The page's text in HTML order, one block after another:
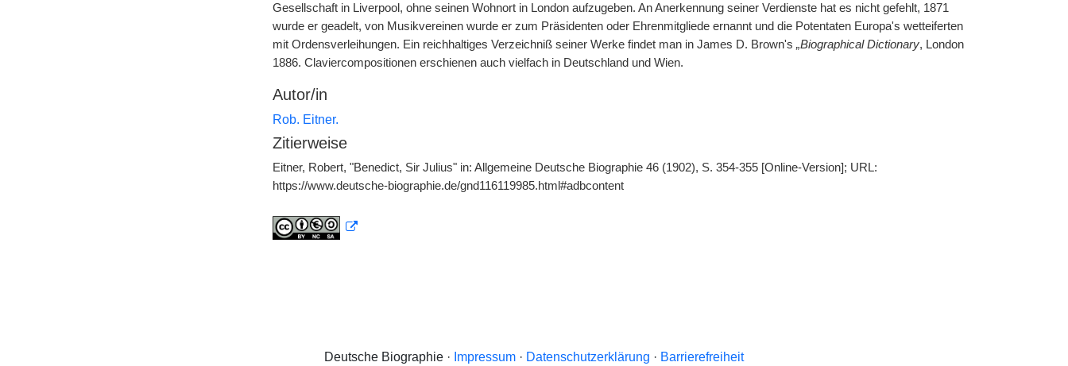
Gesellschaft in Liverpool, ohne seinen Wohnort in London aufzugeben. An Anerkennung seiner Verdienste hat es nicht gefehlt, 1871
wurde er geadelt, von Musikvereinen wurde er zum Präsidenten oder Ehrenmitgliede ernannt und die Potentaten Europa's wetteiferten
mit Ordensverleihungen. Ein reichhaltiges Verzeichniß seiner Werke findet man in James D. Brown's „Biographical Dictionary, London
1886. Claviercompositionen erschienen auch vielfach in Deutschland und Wien.
Autor/in
Rob. Eitner.
Zitierweise
Eitner, Robert, "Benedict, Sir Julius" in: Allgemeine Deutsche Biographie 46 (1902), S. 354-355 [Online-Version]; URL:
https://www.deutsche-biographie.de/gnd116119985.html#adbcontent
Deutsche Biographie · Impressum · Datenschutzerklärung · Barrierefreiheit